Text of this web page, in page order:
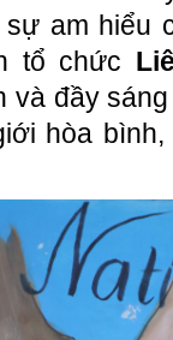
am hiểu
tổ chức
đầy
hòa